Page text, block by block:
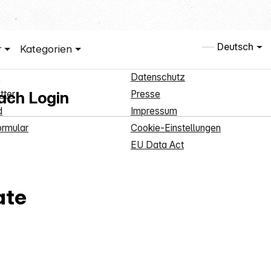
Deutsch
Kategorien
Login
Datenschutz
Presse
Impressum
Cookie-Einstellungen
EU Data Act